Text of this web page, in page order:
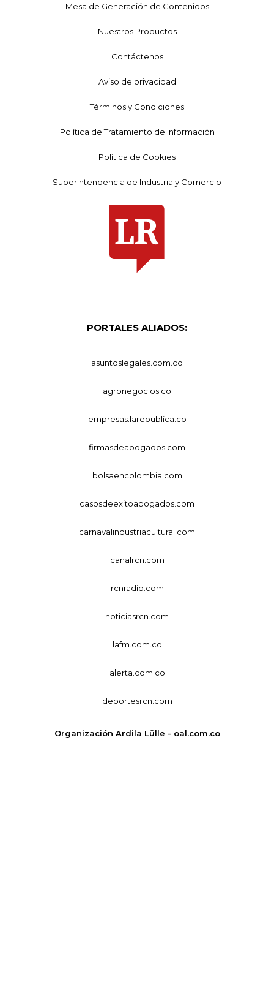
Mesa de Generación de Contenidos
Nuestros Productos
Contáctenos
Aviso de privacidad
Términos y Condiciones
Política de Tratamiento de Información
Política de Cookies
Superintendencia de Industria y Comercio
PORTALES ALIADOS:
asuntoslegales.com.co
agronegocios.co
empresas.larepublica.co
firmasdeabogados.com
bolsaencolombia.com
casosdeexitoabogados.com
carnavalindustriacultural.com
canalrcn.com
rcnradio.com
noticiasrcn.com
lafm.com.co
alerta.com.co
deportesrcn.com
Organización Ardila Lülle - oal.com.co